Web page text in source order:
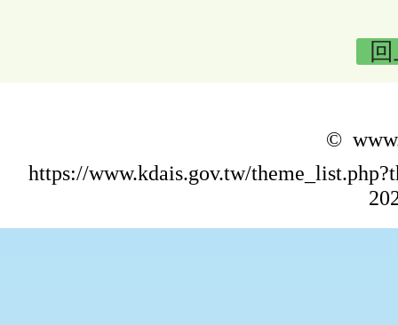
©
https://www.kdais.gov.tw/